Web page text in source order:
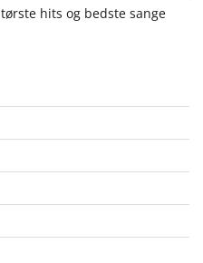
hits og bedste sange